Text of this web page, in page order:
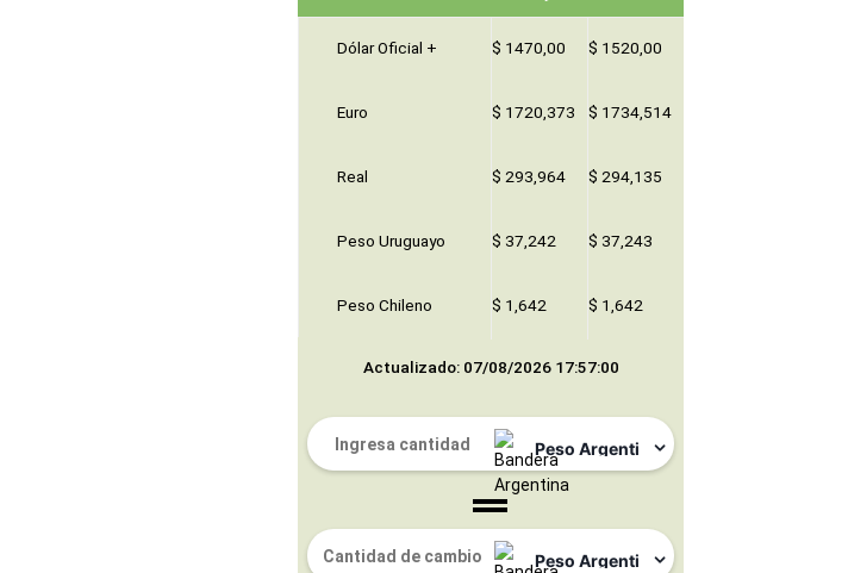
Dólar Oficial + $ 1470,00 $ 1520,00
Euro $ 1720,373 $ 1734,514
Real $ 293,964 $ 294,135
Peso Uruguayo $ 37,242 $ 37,243
Peso Chileno $ 1,642 $ 1,642
Actualizado: 07/08/2026 17:57:00